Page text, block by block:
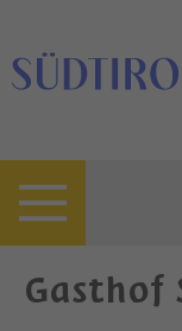
Gasthof